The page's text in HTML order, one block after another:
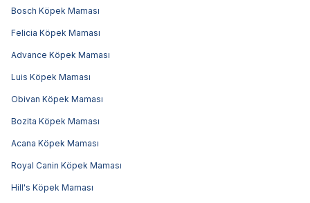
Bosch Köpek Maması
Felicia Köpek Maması
Advance Köpek Maması
Luis Köpek Maması
Obivan Köpek Maması
Bozita Köpek Maması
Acana Köpek Maması
Royal Canin Köpek Maması
Hill's Köpek Maması